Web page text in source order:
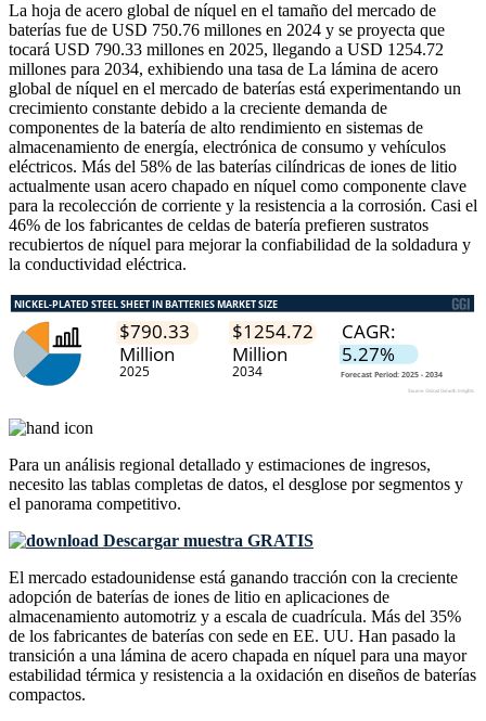
La hoja de acero global de níquel en el tamaño del mercado de
baterías fue de USD 750.76 millones en 2024 y se proyecta que
tocará USD 790.33 millones en 2025, llegando a USD 1254.72
millones para 2034, exhibiendo una tasa de La lámina de acero
global de níquel en el mercado de baterías está experimentando un
crecimiento constante debido a la creciente demanda de
componentes de la batería de alto rendimiento en sistemas de
almacenamiento de energía, electrónica de consumo y vehículos
eléctricos. Más del 58% de las baterías cilíndricas de iones de litio
actualmente usan acero chapado en níquel como componente clave
para la recolección de corriente y la resistencia a la corrosión. Casi el
46% de los fabricantes de celdas de batería prefieren sustratos
recubiertos de níquel para mejorar la confiabilidad de la soldadura y
la conductividad eléctrica.
Para un análisis regional detallado y estimaciones de ingresos,
necesito las tablas completas de datos, el desglose por segmentos y
el panorama competitivo.
Descargar muestra GRATIS
El mercado estadounidense está ganando tracción con la creciente
adopción de baterías de iones de litio en aplicaciones de
almacenamiento automotriz y a escala de cuadrícula. Más del 35%
de los fabricantes de baterías con sede en EE. UU. Han pasado la
transición a una lámina de acero chapada en níquel para una mayor
estabilidad térmica y resistencia a la oxidación en diseños de baterías
compactos.